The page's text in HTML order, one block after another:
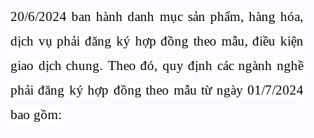
20/6/2024 ban hành danh mục sản phẩm, hàng hóa,
dịch vụ phải đăng ký hợp đồng theo mẫu, điều kiện
giao dịch chung. Theo đó, quy định các ngành nghề
phải đăng ký hợp đồng theo mẫu từ ngày 01/7/2024
bao gồm: